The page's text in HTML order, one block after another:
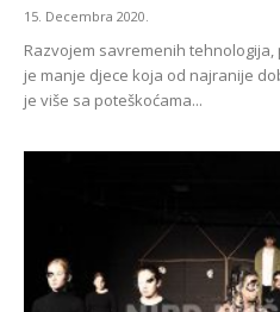
15. Decembra 2020.
Razvojem savremenih
je manje djece koja od najranije
je više sa poteškoćama...